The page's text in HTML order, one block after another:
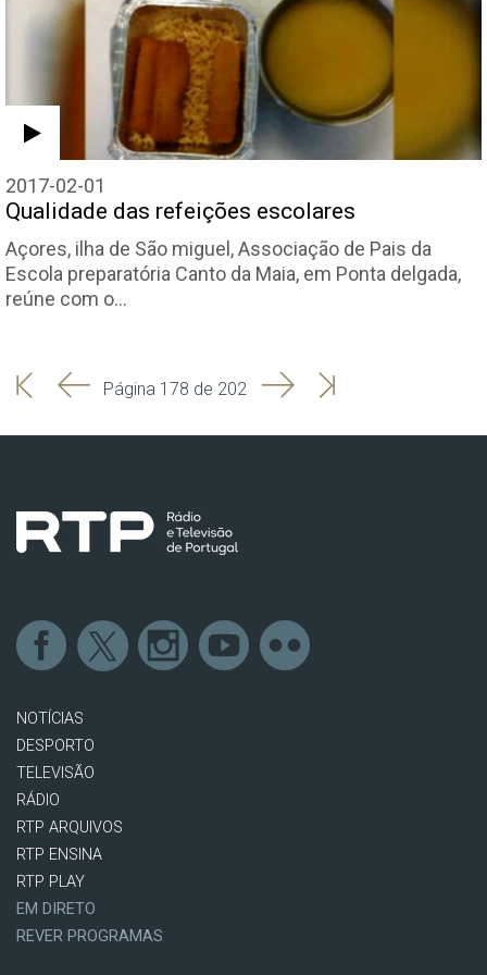
2017-02-01
Qualidade das refeições escolares
Açores, ilha de São miguel, Associação de Pais da
Escola preparatória Canto da Maia, em Ponta delgada,
reúne com o…
'
'
Página 178 de 202 SeguinteÚltima
NOTÍCIAS
DESPORTO
TELEVISÃO
RÁDIO
RTP ARQUIVOS
RTP ENSINA
RTP PLAY
EM DIRETO
REVER PROGRAMAS